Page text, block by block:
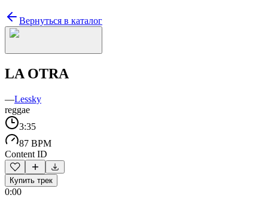
Вернуться в каталог
LA OTRA
—Lessky
reggae
3:35
87 BPM
Content ID
Купить трек
0:00